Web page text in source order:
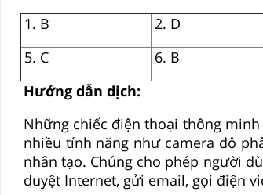
1. B
2. D
5. C
6. B
Hướng dẫn dịch:
Những chiếc điện thoại thông
nhiều tính năng như camera độ
nhân tạo. Chúng cho phép người
duyệt Internet, gửi email, gọi điện